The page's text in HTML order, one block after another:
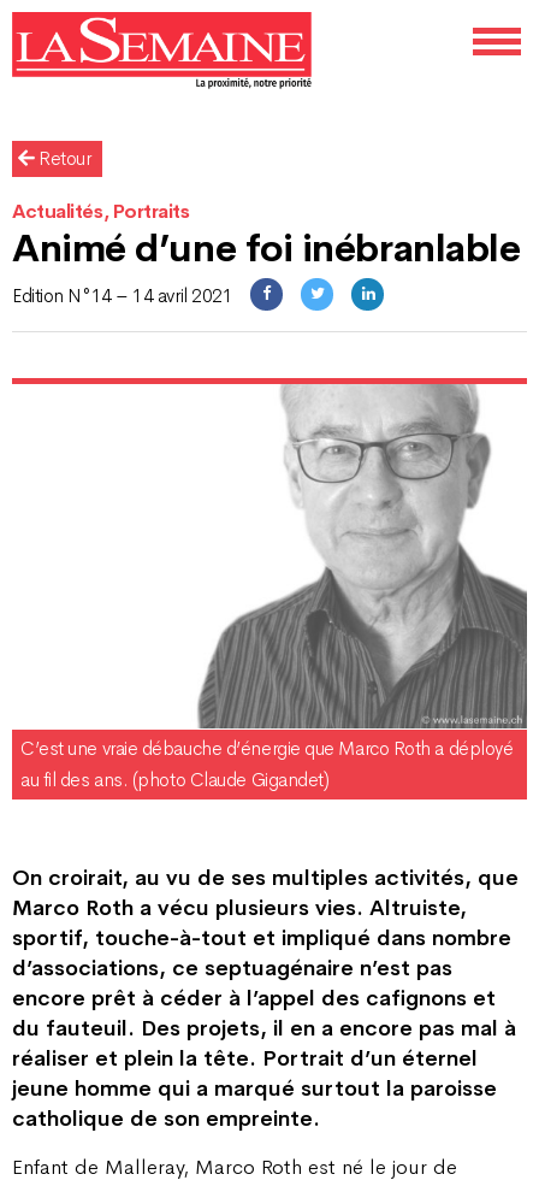
Retour
Actualités, Portraits
Animé d’une foi inébranlable
Edition N°14 – 14 avril 2021
C’est une vraie débauche d’énergie que Marco Roth a déployé
au fil des ans. (photo Claude Gigandet)
On croirait, au vu de ses multiples activités, que
Marco Roth a vécu plusieurs vies. Altruiste,
sportif, touche-à-tout et impliqué dans nombre
d’associations, ce septuagénaire n’est pas
encore prêt à céder à l’appel des cafignons et
du fauteuil. Des projets, il en a encore pas mal à
réaliser et plein la tête. Portrait d’un éternel
jeune homme qui a marqué surtout la paroisse
catholique de son empreinte.
Enfant de Malleray, Marco Roth est né le jour de